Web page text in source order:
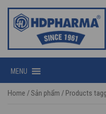
MENU
Home /Sản phẩm / Products